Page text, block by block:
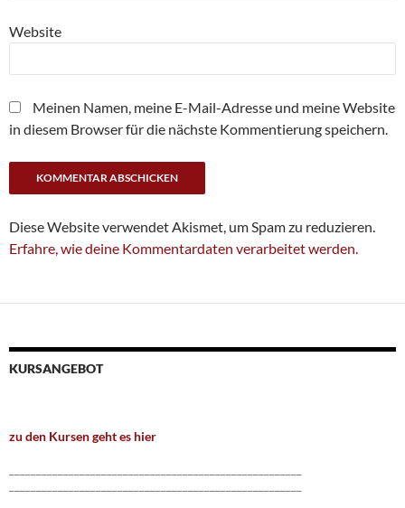
Website
Meinen Namen, meine E-Mail-Adresse und meine Website
in diesem Browser für die nächste Kommentierung speichern.
Diese Website verwendet Akismet, um Spam zu reduzieren.
Erfahre, wie deine Kommentardaten verarbeitet werden.
KURSANGEBOT
zu den Kursen geht es hier